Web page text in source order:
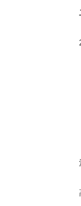
《
《
《
注
高